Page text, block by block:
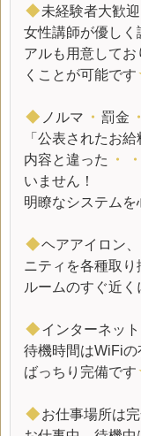
◆未経験者大歓迎
女性講師が優しく
アルも用意して
くことが可能です
◆ ノルマ ・ 罰金 ・
「公表されたお
内容と違った
・ ・
いません！
明瞭なシステム
◆ヘアアイロン
ニティを各種取り
ルームのすぐ近
◆インターネッ
待機時間はWiFi
ばっちり完備です
◆お仕事場所は